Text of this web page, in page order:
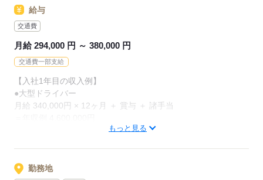
8：00 納品終了
8：30 帰庫
9：00 点呼・退勤
◆運送業界での経験がある方
◆配送関連のお仕事の経験がある方
【こんな方が活躍中】
◇業務をコツコツと丁寧に行うことが得意な方
◇家族のため、ライフワークバランスを重視したい方
応募する
給与
交通費
月給 294,000 円 ～ 380,000 円
交通費一部支給
【入社1年目の収入例】
●大型ドライバー
月給 340,000円 × 12ヶ月 ＋ 賞与 ＋ 諸手当
■試用期間3ヶ月あり（給与・雇用形態は同条件）
もっと見る
勤務地